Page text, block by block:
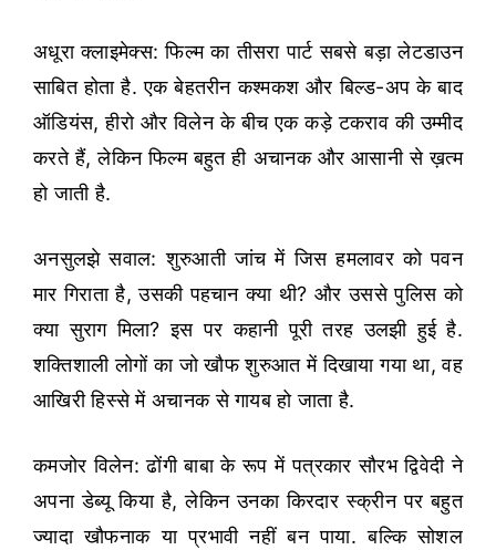
अधूरा क्लाइमेक्स: फिल्म का तीसरा पार्ट सबसे बड़ा लेटडाउन
साबित होता है. एक बेहतरीन कश्मकश और बिल्ड-अप के बाद
ऑडियंस, हीरो और विलेन के बीच एक कड़े टकराव की उम्मीद
करते हैं, लेकिन फिल्म बहुत ही अचानक और आसानी से ख़त्म
हो जाती है.
अनसुलझे सवाल: शुरुआती जांच में जिस हमलावर को पवन
मार गिराता है, उसकी पहचान क्या थी? और उससे पुलिस को
क्या सुराग मिला? इस पर कहानी पूरी तरह उलझी हुई है.
शक्तिशाली लोगों का जो खौफ शुरुआत में दिखाया गया था, वह
आखिरी हिस्से में अचानक से गायब हो जाता है.
कमजोर विलेन: ढोंगी बाबा के रूप में पत्रकार सौरभ द्विवेदी ने
अपना डेब्यू किया है, लेकिन उनका किरदार स्क्रीन पर बहुत
ज्यादा खौफनाक या प्रभावी नहीं बन पाया. बल्कि सोशल